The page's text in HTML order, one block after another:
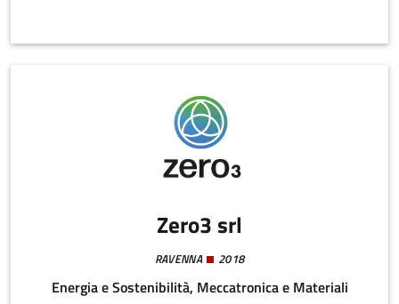
punto due tecnologie proprietarie che hanno portato allo sviluppo
Zero3 srl
RAVENNA 2018
Energia e Sostenibilità, Meccatronica e Materiali